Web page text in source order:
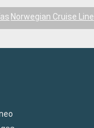
Norwegian Cruise Line